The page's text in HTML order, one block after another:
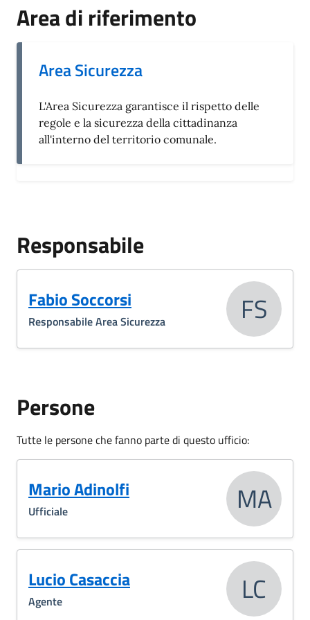
Area di riferimento
Area Sicurezza
L'Area Sicurezza garantisce il rispetto delle
regole e la sicurezza della cittadinanza
all'interno del territorio comunale.
Responsabile
Fabio Soccorsi
Responsabile Area Sicurezza FS
Persone
Tutte le persone che fanno parte di questo ufficio:
Mario Adinolfi
Ufficiale MA
Lucio Casaccia
Agente LC